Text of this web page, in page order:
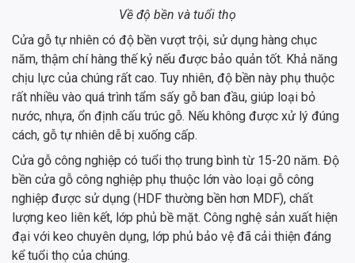
Về độ bền và tuổi thọ
Cửa gỗ tự nhiên có độ bền vượt trội, sử dụng hàng chục
năm, thậm chí hàng thế kỷ nếu được bảo quản tốt. Khả năng
chịu lực của chúng rất cao. Tuy nhiên, độ bền này phụ thuộc
rất nhiều vào quá trình tẩm sấy gỗ ban đầu, giúp loại bỏ
nước, nhựa, ổn định cấu trúc gỗ. Nếu không được xử lý đúng
cách, gỗ tự nhiên dễ bị xuống cấp.
Cửa gỗ công nghiệp có tuổi thọ trung bình từ 15-20 năm. Độ
bền cửa gỗ công nghiệp phụ thuộc lớn vào loại gỗ công
nghiệp được sử dụng (HDF thường bền hơn MDF), chất
lượng keo liên kết, lớp phủ bề mặt. Công nghệ sản xuất hiện
đại với keo chuyên dụng, lớp phủ bảo vệ đã cải thiện đáng
kể tuổi thọ của chúng.